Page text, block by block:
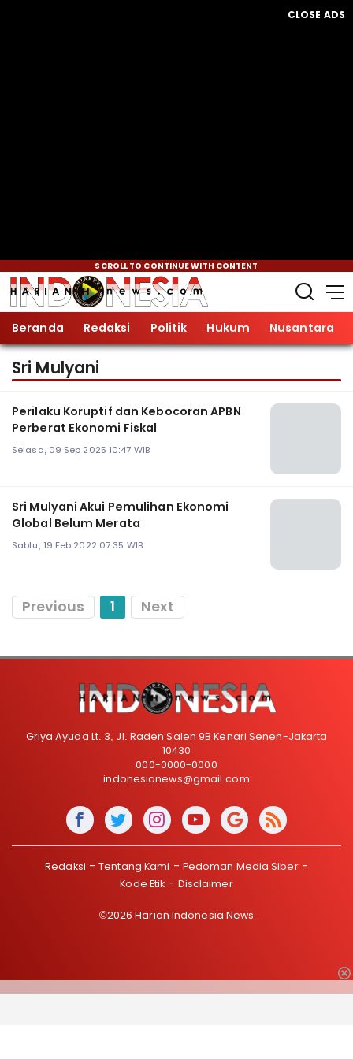
CLOSE ADS
SCROLL TO CONTINUE WITH CONTENT
Beranda Redaksi Politik Hukum Nusantara
Sri Mulyani
Perilaku Koruptif dan Kebocoran APBN
Perberat Ekonomi Fiskal
Selasa, 09 Sep 2025 10:47 WIB
Sri Mulyani Akui Pemulihan Ekonomi
Global Belum Merata
Sabtu, 19 Feb 2022 07:35 WIB
Previous 1 Next
Griya Ayuda Lt. 3, Jl. Raden Saleh 9B Kenari Senen-Jakarta
10430
000-0000-0000
indonesianews@gmail.com
Redaksi Tentang Kami
Pedoman Media Siber
Kode Etik
Disclaimer
©2026 Harian Indonesia News